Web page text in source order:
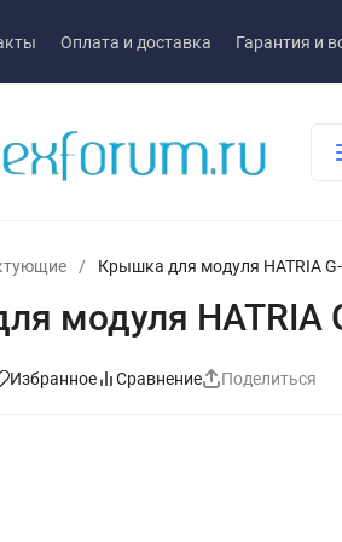
Оплата и доставка Гарантия и
/ Крышка для модуля HATRIA
модуля HATRIA
Избранное Сравнение Поделиться